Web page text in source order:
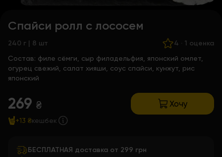
Спайси ролл с лососем
240 г | 8 шт 4 · 1 оценка
Состав: филе сёмги, сыр филадельфия, японский омлет,
огурец свежий, салат хияши, соус спайси, кунжут, рис
японский
269 ₴ Хочу
+13 ₴кешбек
БЕСПЛАТНАЯ доставка от 299 грн